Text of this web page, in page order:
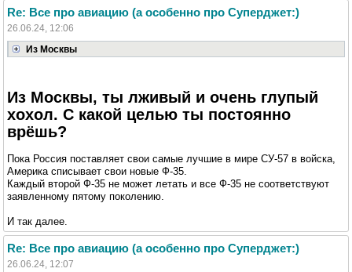
Re: Все про авиацию (а особенно про Суперджет:)
26.06.24, 12:06
Из Москвы
Из Москвы, ты лживый и очень глупый
хохол. С какой целью ты постоянно
врёшь?
Пока Россия поставляет свои самые лучшие в мире СУ-57 в войска,
Америка списывает свои новые Ф-35.
Каждый второй Ф-35 не может летать и все Ф-35 не соответствуют
заявленному пятому поколению.
И так далее.
Re: Все про авиацию (а особенно про Суперджет:)
26.06.24, 12:07